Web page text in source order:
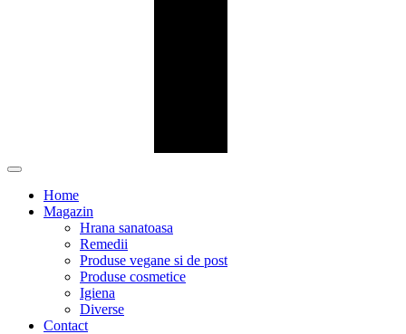
Home
Magazin
Hrana sanatoasa
Remedii
Produse vegane si de post
Produse cosmetice
Igiena
Diverse
Contact